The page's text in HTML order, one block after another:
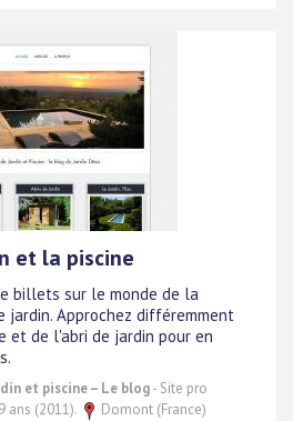
et la piscine
billets sur le monde de la
jardin. Approchez différemment
et de l'abri de jardin pour en
et piscine – Le blog- Site pro
ans (2011).
Domont (France)